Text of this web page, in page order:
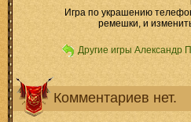
Игра по украшению
ремешки, и
Другие игры Александр
Комментариев нет.